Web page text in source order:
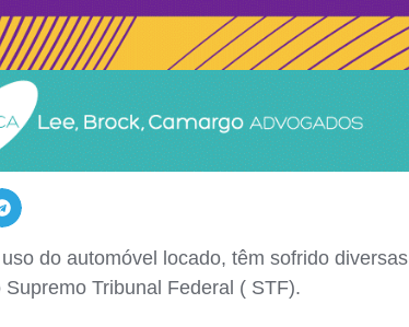
do automóvel locado, têm sofrido diversas
Tribunal Federal ( STF).